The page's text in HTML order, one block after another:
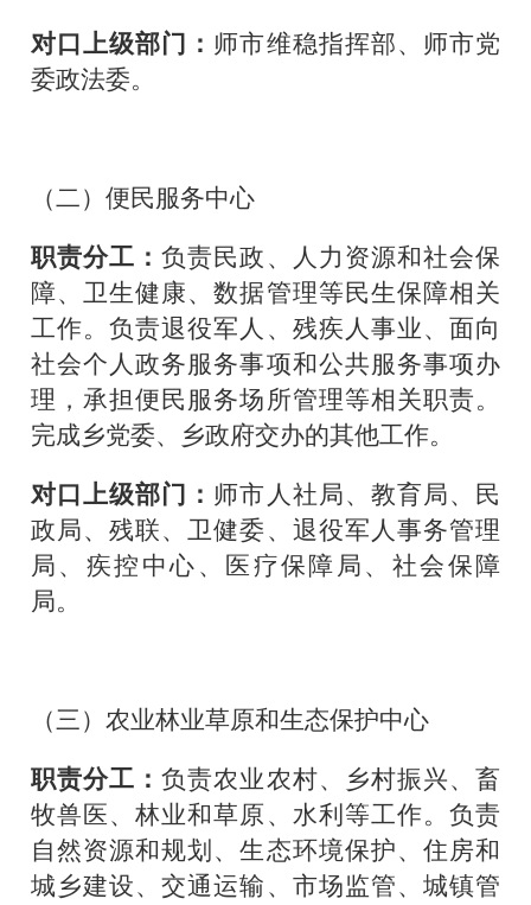
对口上级部门： 师市维稳指挥部、师市党
委政法委。
（二）便民服务中心
职责分工：负责民政、人力资源和社会保
障、卫生健康、数据管理等民生保障相关
工作。负责退役军人、残疾人事业、面向
社会个人政务服务事项和公共服务事项办
理，承担便民服务场所管理等相关职责。
完成乡党委、乡政府交办的其他工作。
对口上级部门： 师市人社局、教育局、民
政局、残联、卫健委、退役军人事务管理
局、疾控中心、医疗保障局、社会保障
局。
（三）农业林业草原和生态保护中心
职责分工：负责农业农村、乡村振兴、畜
牧兽医、林业和草原、水利等工作。负责
自然资源和规划、生态环境保护、住房和
城乡建设、交通运输、市场监管、城镇管